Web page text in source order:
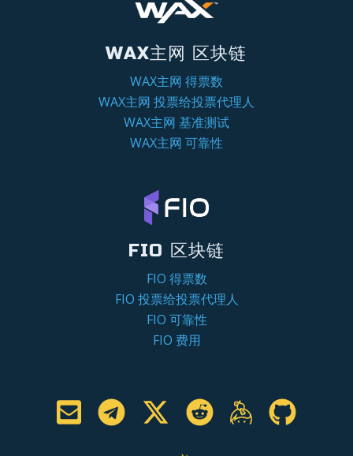
WAX主网 区块链
WAX主网 得票数
WAX主网 投票给投票代理人
WAX主网 基准测试
WAX主网 可靠性
FIO 区块链
FIO 得票数
FIO 投票给投票代理人
FIO 可靠性
FIO 费用